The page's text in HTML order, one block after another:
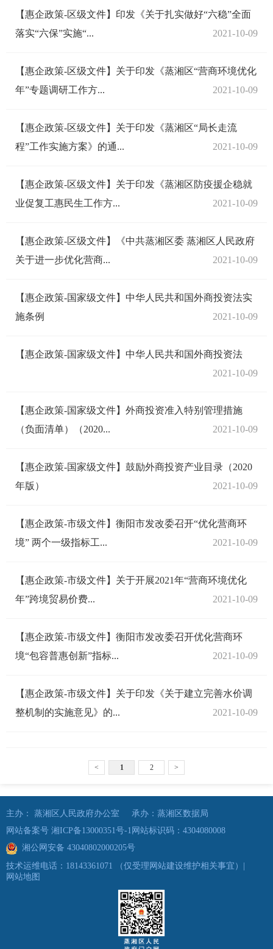
【惠企政策-区级文件】印发《关于扎实做好“六稳”全面
落实“六保”实施“...
2021-10-09
【惠企政策-区级文件】关于印发《蒸湘区“营商环境优化
年”专题调研工作方...
2021-10-09
【惠企政策-区级文件】关于印发《蒸湘区“局长走流
程”工作实施方案》的通...
2021-10-09
【惠企政策-区级文件】关于印发《蒸湘区防疫援企稳就
业促复工惠民生工作方...
2021-10-09
【惠企政策-区级文件】《中共蒸湘区委 蒸湘区人民政府
关于进一步优化营商...
2021-10-09
【惠企政策-国家级文件】中华人民共和国外商投资法实
施条例
2021-10-09
【惠企政策-国家级文件】中华人民共和国外商投资法
2021-10-09
【惠企政策-国家级文件】外商投资准入特别管理措施
（负面清单）（2020...
2021-10-09
【惠企政策-国家级文件】鼓励外商投资产业目录（2020
年版）
2021-10-09
【惠企政策-市级文件】衡阳市发改委召开“优化营商环
境” 两个一级指标工...
2021-10-09
【惠企政策-市级文件】关于开展2021年“营商环境优化
年”跨境贸易价费...
2021-10-09
【惠企政策-市级文件】衡阳市发改委召开优化营商环
境“包容普惠创新”指标...
2021-10-09
【惠企政策-市级文件】关于印发《关于建立完善水价调
整机制的实施意见》的...
2021-10-09
< 1 2 >
主办： 蒸湘区人民政府办公室
承办：蒸湘区数据局
网站备案号 湘ICP备13000351号-1 网站标识码：4304080008
湘公网安备 43040802000205号
技术运维电话：18143361071
（仅受理网站建设维护相关事宜）
网站地图